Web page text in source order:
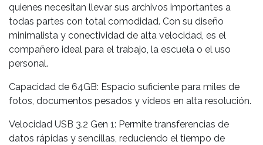
quienes necesitan llevar sus archivos importantes a
todas partes con total comodidad. Con su diseño
minimalista y conectividad de alta velocidad, es el
compañero ideal para el trabajo, la escuela o el uso
personal.
Capacidad de 64GB: Espacio suficiente para miles de
fotos, documentos pesados y videos en alta resolución.
Velocidad USB 3.2 Gen 1: Permite transferencias de
datos rápidas y sencillas, reduciendo el tiempo de